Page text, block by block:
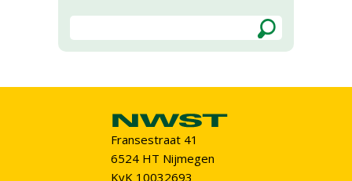
Fransestraat 41
6524 HT Nijmegen
KvK 10032693